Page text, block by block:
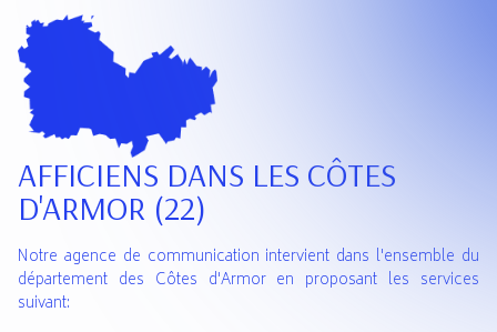
AFFICIENS DANS LES CÔTES
D'ARMOR (22)
Notre agence de communication intervient dans l'ensemble du
département des Côtes d'Armor en proposant les services
suivant: